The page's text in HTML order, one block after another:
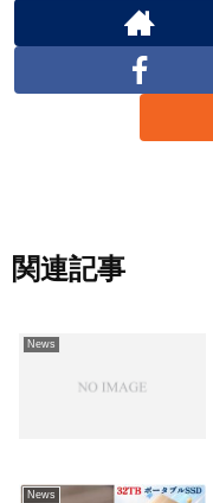
関連記事
News
News